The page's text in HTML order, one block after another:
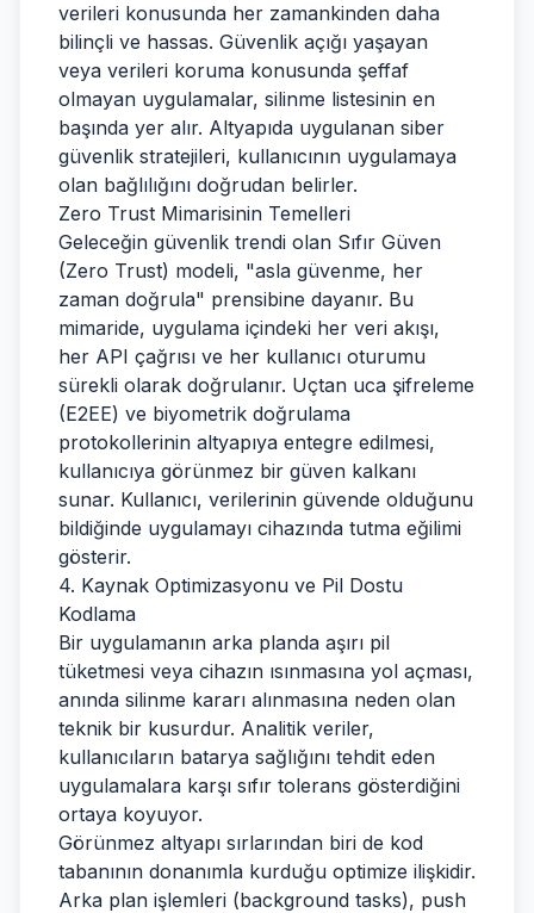
verileri konusunda her zamankinden daha
bilinçli ve hassas. Güvenlik açığı yaşayan
veya verileri koruma konusunda şeffaf
olmayan uygulamalar, silinme listesinin en
başında yer alır. Altyapıda uygulanan siber
güvenlik stratejileri, kullanıcının uygulamaya
olan bağlılığını doğrudan belirler.
Zero Trust Mimarisinin Temelleri
Geleceğin güvenlik trendi olan Sıfır Güven
(Zero Trust) modeli, "asla güvenme, her
zaman doğrula" prensibine dayanır. Bu
mimaride, uygulama içindeki her veri akışı,
her API çağrısı ve her kullanıcı oturumu
sürekli olarak doğrulanır. Uçtan uca şifreleme
(E2EE) ve biyometrik doğrulama
protokollerinin altyapıya entegre edilmesi,
kullanıcıya görünmez bir güven kalkanı
sunar. Kullanıcı, verilerinin güvende olduğunu
bildiğinde uygulamayı cihazında tutma eğilimi
gösterir.
4. Kaynak Optimizasyonu ve Pil Dostu
Kodlama
Bir uygulamanın arka planda aşırı pil
tüketmesi veya cihazın ısınmasına yol açması,
anında silinme kararı alınmasına neden olan
teknik bir kusurdur. Analitik veriler,
kullanıcıların batarya sağlığını tehdit eden
uygulamalara karşı sıfır tolerans gösterdiğini
ortaya koyuyor.
Görünmez altyapı sırlarından biri de kod
tabanının donanımla kurduğu optimize ilişkidir.
Arka plan işlemleri (background tasks), push